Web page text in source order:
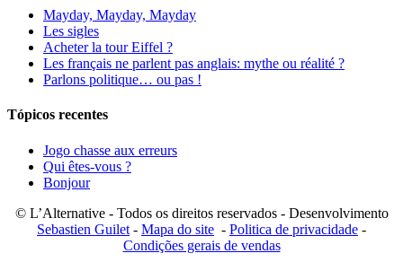
Mayday, Mayday, Mayday
Les sigles
Acheter la tour Eiffel ?
Les français ne parlent pas anglais: mythe ou réalité ?
Parlons politique… ou pas !
Tópicos recentes
Jogo chasse aux erreurs
Qui êtes-vous ?
Bonjour
© L’Alternative - Todos os direitos reservados - Desenvolvimento
Sebastien Guilet - Mapa do site - Politica de privacidade -
Condições gerais de vendas